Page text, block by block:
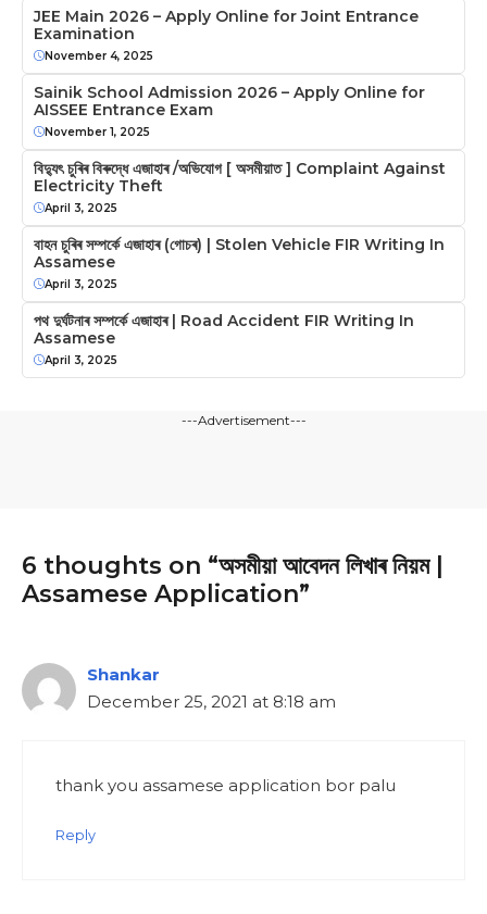
JEE Main 2026 – Apply Online for Joint Entrance
Examination
November 4, 2025
Sainik School Admission 2026 – Apply Online for
AISSEE Entrance Exam
November 1, 2025
বিদ্যুৎ চুৰিৰ বিৰুদ্ধে এজাহাৰ /অভিযোগ [ অসমীয়াত ] Complaint Against
Electricity Theft
April 3, 2025
বাহন চুৰিৰ সম্পৰ্কে এজাহাৰ (গোচৰ) | Stolen Vehicle FIR Writing In
Assamese
April 3, 2025
পথ দুৰ্ঘটনাৰ সম্পৰ্কে এজাহাৰ | Road Accident FIR Writing In
Assamese
April 3, 2025
---Advertisement---
6 thoughts on “অসমীয়া আবেদন লিখাৰ নিয়ম |
Assamese Application”
Shankar
December 25, 2021 at 8:18 am
thank you assamese application bor palu
Reply